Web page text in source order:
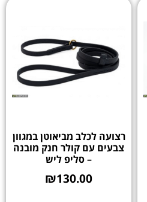
רצועה לכלב מביאוטן במגוון
צבעים עם קולר חנק מובנה
– סליפ ליש
₪130.00